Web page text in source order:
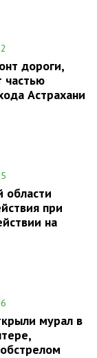
дороги,
частью
Астрахани
области
при
на
мурал в